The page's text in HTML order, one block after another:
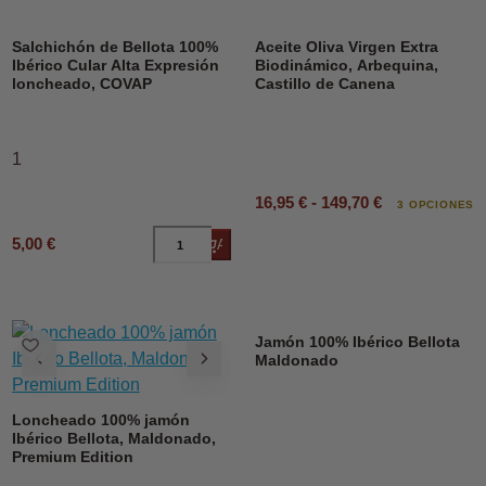
Salchichón de Bellota 100%
Ibérico Cular Alta Expresión
loncheado, COVAP
1
5,00 € Añadir al carrito
DESCUENTO
Aceite Oliva Virgen Extra
Biodinámico, Arbequina,
Castillo de Canena
16,95 € - 149,70 € 3 OPCIONES
Loncheado 100% jamón
Ibérico Bellota, Maldonado,
Premium Edition
Jamón 100% Ibérico Bellota
Maldonado